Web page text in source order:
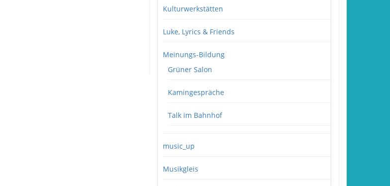
Kulturwerkstätten
Luke, Lyrics & Friends
Meinungs-Bildung
Grüner Salon
Kamingespräche
Talk im Bahnhof
music_up
Musikgleis